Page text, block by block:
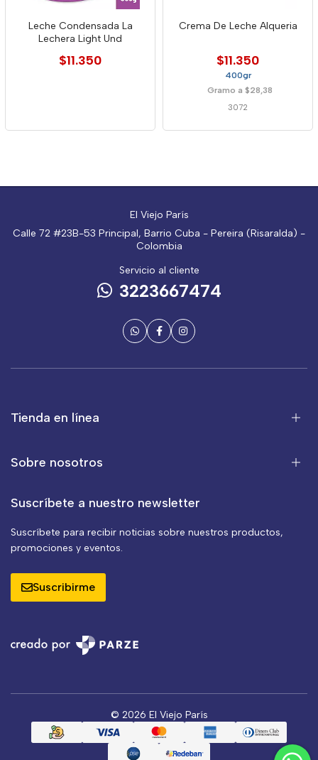
Leche Condensada La
Lechera Light Und
$11.350
Crema De Leche Alqueria
$11.350
400gr
Gramo a $28,38
3072
El Viejo París
Calle 72 #23B-53 Principal, Barrio Cuba - Pereira (Risaralda) -
Colombia
Servicio al cliente
3223667474
Tienda en línea
Sobre nosotros
Suscríbete a nuestro newsletter
Suscríbete para recibir noticias sobre nuestros productos,
promociones y eventos.
Suscribirme
© 2026 El Viejo París